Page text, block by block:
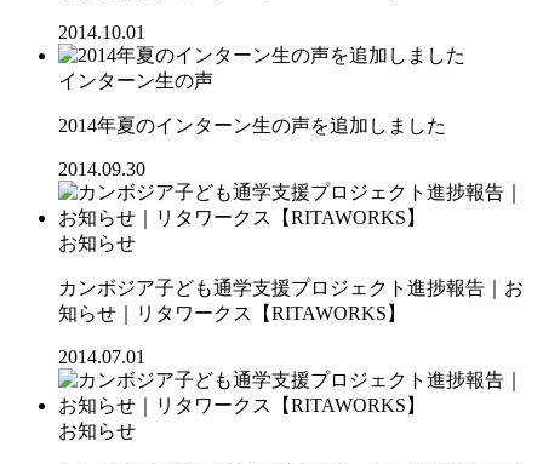
2014.10.01
インターン生の声
2014年夏のインターン生の声を追加しました
2014.09.30
お知らせ
カンボジア子ども通学支援プロジェクト進捗報告｜お
知らせ｜リタワークス【RITAWORKS】
2014.07.01
お知らせ